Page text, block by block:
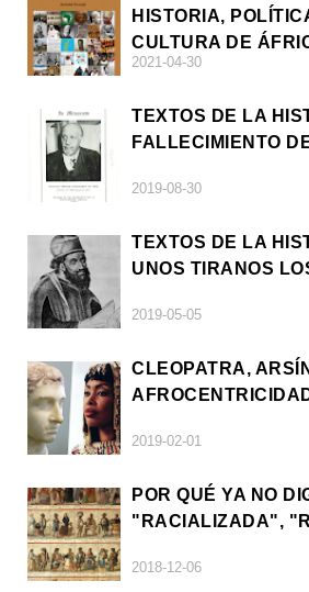
HISTORIA,
CULTURA DE
DIÁSPORAS
2021-04-30
TEXTOS DE LA
FALLECIMIENTO
2019-08-30
TEXTOS DE LA
UNOS TIRANOS
2019-05-05
CLEOPATRA,
2019-02-01
POR QUÉ YA NO
"RACIALIZADA",
2018-12-06